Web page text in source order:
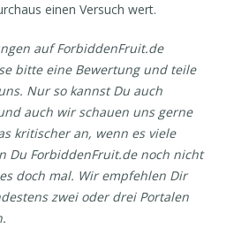
einen Versuch wert.
auf ForbiddenFruit.de
bitte eine Bewertung und teile
Nur so kannst Du auch
auch wir schauen uns gerne
kritischer an, wenn es viele
Du ForbiddenFruit.de noch nicht
doch mal. Wir empfehlen Dir
zwei oder drei Portalen